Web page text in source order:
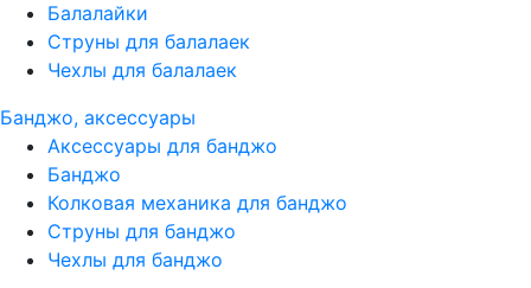
Балалайки
Струны для балалаек
Чехлы для балалаек
Банджо, аксессуары
Аксессуары для банджо
Банджо
Колковая механика для банджо
Струны для банджо
Чехлы для банджо